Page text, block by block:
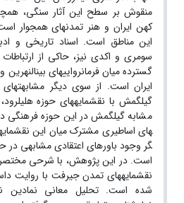
منقوش بر سطح این آثار سنگی،
کهن ایران و هنر تمدن­های همجوار
این مناطق است. اسناد تاریخی و
سومری و اکدی نیز، حاکی از
گسترده میان فرمانروایی­های
ایران است. از سوی دیگر
گیلگمش با نقشمایه­های حوزه
گر وجود باورهای اعتقادی مشابهی در
است. در این پژوهش، با شرحی مختصر
نقشمایه­های تمدن جیرفت با روایت
شده است. تحلیل معانی نمادین